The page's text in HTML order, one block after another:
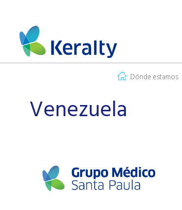
Dónde estamos
Venezuela